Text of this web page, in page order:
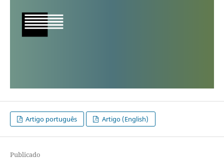
Artigo português Artigo (English)
Publicado